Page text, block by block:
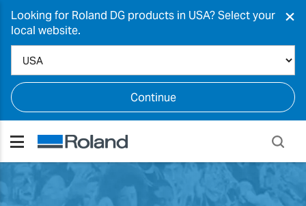
Looking for Roland DG products in USA? Select your
local website.
Continue
×